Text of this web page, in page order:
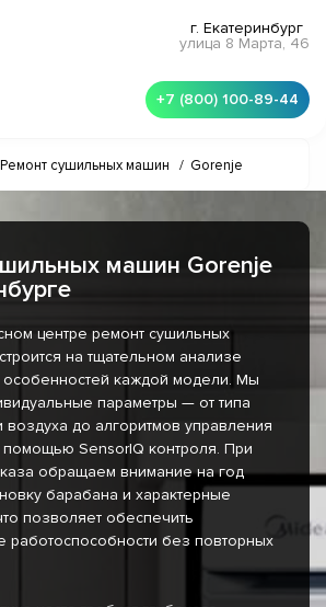
г. Екатеринбург
улица 8 Марта, 46
+7 (800) 100-89-44
Ремонт сушильных машин / Gorenje
машин Gorenje
центре ремонт сушильных
на тщательном анализе
особенностей каждой модели. Мы
параметры — от типа
воздуха до алгоритмов управления
помощью SensorIQ контроля. При
обращаем внимание на год
барабана и характерные
позволяет обеспечить
работоспособности без повторных